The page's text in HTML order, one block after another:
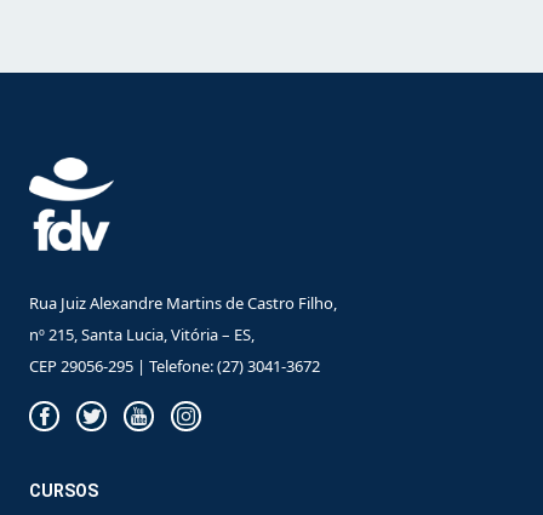
Rua Juiz Alexandre Martins de Castro Filho,
nº 215, Santa Lucia, Vitória – ES,
CEP 29056-295 | Telefone: (27) 3041-3672
CURSOS